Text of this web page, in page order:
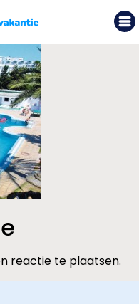
reactie te plaatsen.